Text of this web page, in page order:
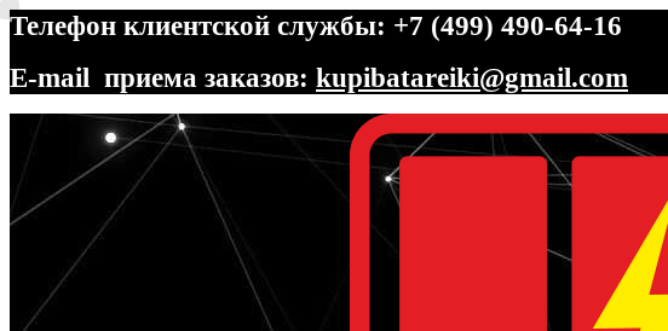
Телефон клиентской службы: +7 (499) 490-64-16
E-mail приема заказов: kupibatareiki@gmail.com
Перейти
навигации
Перейти
содержимому